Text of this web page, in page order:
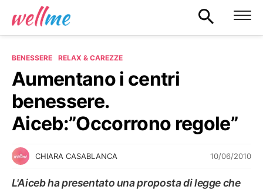
BENESSERE RELAX & CAREZZE
Aumentano i centri
benessere.
Aiceb:”Occorrono regole”
CHIARA CASABLANCA 10/06/2010
L'Aiceb ha presentato una proposta di legge che